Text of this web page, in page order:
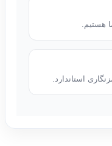
هستیم.
استاندارد.